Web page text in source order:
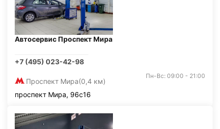
Автосервис Проспект Мира
+7 (495) 023-42-98
Проспект Мира(0,4 км)
Пн-Вс: 09:00 - 21:00
проспект Мира, 96с16